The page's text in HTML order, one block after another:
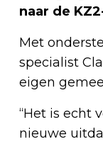
naar de
Met
specialist
eigen
“Het is echt
nieuwe